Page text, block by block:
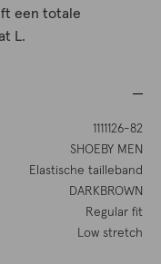
een totale
L.
1111126-82
SHOEBY MEN
Elastische tailleband
DARKBROWN
Regular fit
Low stretch